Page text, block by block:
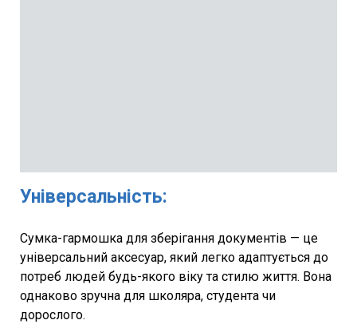
Універсальність:
Сумка-гармошка для зберігання документів — це
універсальний аксесуар, який легко адаптується до
потреб людей будь-якого віку та стилю життя. Вона
однаково зручна для школяра, студента чи
дорослого.